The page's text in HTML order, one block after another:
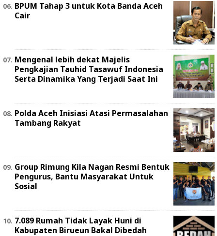
BPUM Tahap 3 untuk Kota Banda Aceh
Cair
Mengenal lebih dekat Majelis
Pengkajian Tauhid Tasawuf Indonesia
Serta Dinamika Yang Terjadi Saat Ini
Polda Aceh Inisiasi Atasi Permasalahan
Tambang Rakyat
Group Rimung Kila Nagan Resmi Bentuk
Pengurus, Bantu Masyarakat Untuk
Sosial
7.089 Rumah Tidak Layak Huni di
Kabupaten Birueun Bakal Dibedah